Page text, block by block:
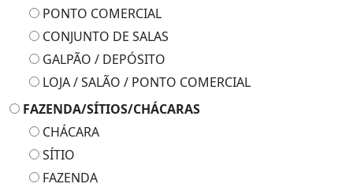
PONTO COMERCIAL
CONJUNTO DE SALAS
GALPÃO / DEPÓSITO
LOJA / SALÃO / PONTO COMERCIAL
FAZENDA/SÍTIOS/CHÁCARAS
CHÁCARA
SÍTIO
FAZENDA